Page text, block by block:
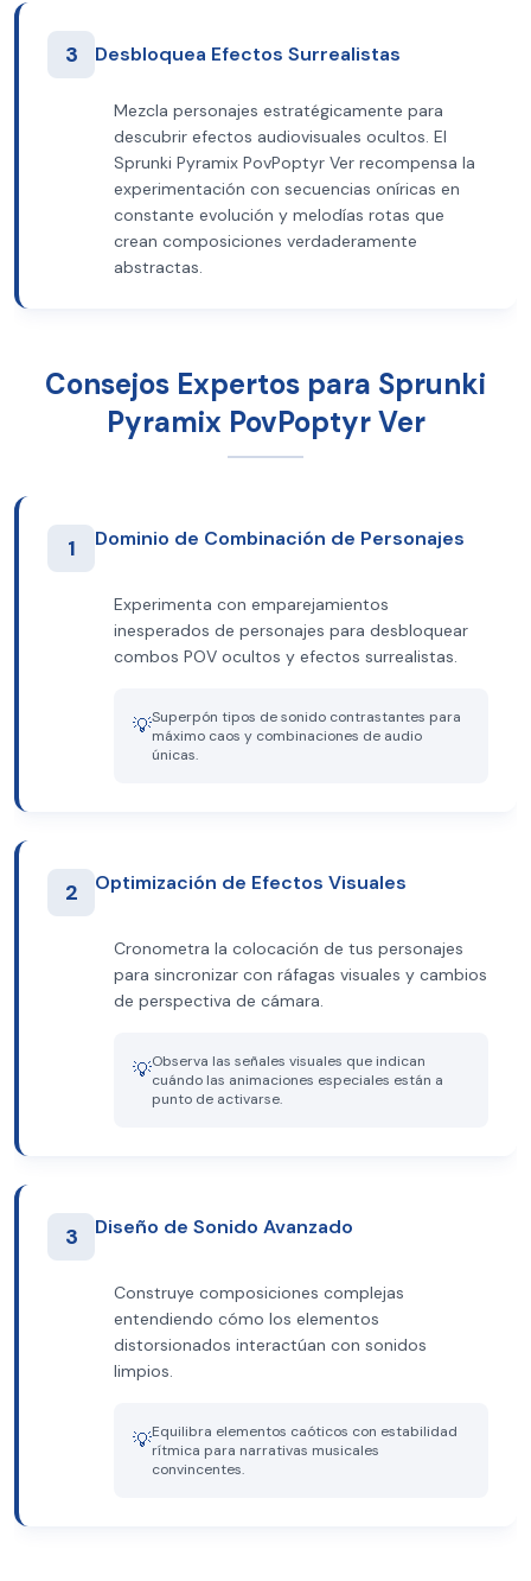
3 Desbloquea Efectos Surrealistas
Mezcla personajes estratégicamente para
descubrir efectos audiovisuales ocultos. El
Sprunki Pyramix PovPoptyr Ver recompensa la
experimentación con secuencias oníricas en
constante evolución y melodías rotas que
crean composiciones verdaderamente
abstractas.
Consejos Expertos para Sprunki
Pyramix PovPoptyr Ver
1 Dominio de Combinación de Personajes
Experimenta con emparejamientos
inesperados de personajes para desbloquear
combos POV ocultos y efectos surrealistas.
💡Superpón tipos de sonido contrastantes para
máximo caos y combinaciones de audio
únicas.
2 Optimización de Efectos Visuales
Cronometra la colocación de tus personajes
para sincronizar con ráfagas visuales y cambios
de perspectiva de cámara.
💡Observa las señales visuales que indican
cuándo las animaciones especiales están a
punto de activarse.
3 Diseño de Sonido Avanzado
Construye composiciones complejas
entendiendo cómo los elementos
distorsionados interactúan con sonidos
limpios.
💡Equilibra elementos caóticos con estabilidad
rítmica para narrativas musicales
convincentes.